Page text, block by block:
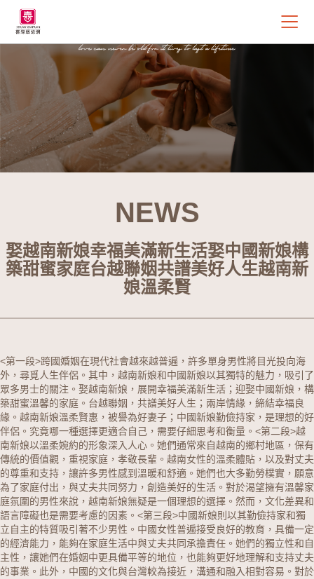
NEWS
娶越南新娘幸福美滿新生活娶中國新娘構
築甜蜜家庭台越聯姻共譜美好人生越南新
娘溫柔賢
<第一段>跨國婚姻在現代社會越來越普遍，許多單身男性將目光投向海
外，尋覓人生伴侶。其中， 越南新娘和中國新娘以其獨特的魅力，吸引了
眾多男士的關注。娶越南新娘，展開幸福美滿新生活；迎娶中國新娘，構
築甜蜜溫馨的家庭。台越聯姻，共譜美好人生；兩岸情緣，締結幸福良
緣。越南新娘溫柔賢惠，被譽為好妻子；中國新娘勤儉持家，是理想的好
伴侶。究竟哪一種選擇更適合自己，需要仔細思考和衡量。 <第二段>越
南新娘以溫柔婉約的形象深入人心。她們通常來自越南的鄉村地區，保有
傳統的價值觀，重視家庭，孝敬長輩。越南女性的溫柔體貼，以及對丈夫
的尊重和支持，讓許多男性感到溫暖和舒適。她們也大多勤勞樸實，願意
為了家庭付出，與丈夫共同努力，創造美好的生活。對於渴望擁有溫馨家
庭氛圍的男性來說，越南新娘無疑是一個理想的選擇。然而，文化差異和
語言障礙也是需要考慮的因素。 <第三段>中國新娘則以其勤儉持家和獨
立自主的特質吸引著不少男性。中國女性普遍接受良好的教育，具備一定
的經濟能力，能夠在家庭生活中與丈夫共同承擔責任。她們的獨立性和自
主性，讓她們在婚姻中更具備平等的地位，也能夠更好地理解和支持丈夫
的事業。此外，中國的文化與台灣較為接近，溝通和融入相對容易。對於